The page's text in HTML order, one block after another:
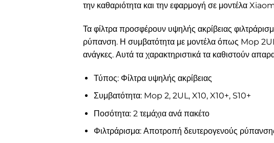
την καθαριότητα και την εφαρμογή σε μοντέλα
Τα φίλτρα προσφέρουν υψηλής ακρίβειας
ρύπανση. Η συμβατότητα με μοντέλα όπως Mop 2UL
ανάγκες. Αυτά τα χαρακτηριστικά τα καθιστούν
Τύπος: Φίλτρα υψηλής ακρίβειας
Συμβατότητα: Mop 2, 2UL, X10, X10+, S10+
Ποσότητα: 2 τεμάχια ανά πακέτο
Φιλτράρισμα: Αποτροπή δευτερογενούς